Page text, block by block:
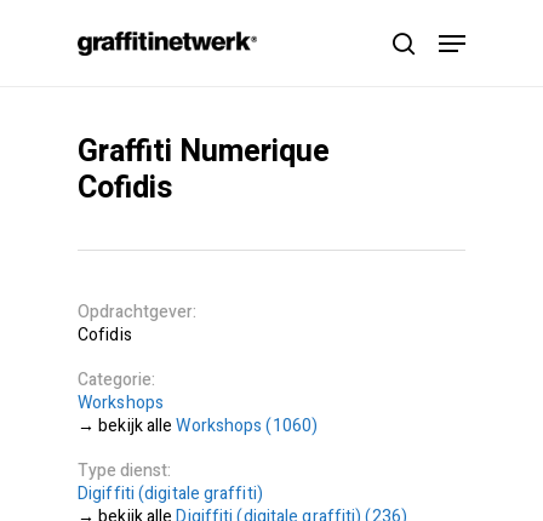
search
Menu
Graffiti Numerique
Cofidis
Opdrachtgever
Cofidis
Categorie
Workshops
Workshops (1060)
Type dienst
Digiffiti (digitale graffiti)